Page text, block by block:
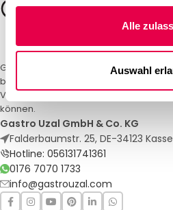
Alle
Auswahl
Gastro Uzal – Ihr Spezialist für
bieten maßgeschneiderte Lösungen
Veranstaltungen. Qualität und Service,
können.
Gastro Uzal GmbH & Co. KG
Falderbaumstr. 25, DE-34123
Hotline: 056131741361
0176 7070 1733
info@gastrouzal.com